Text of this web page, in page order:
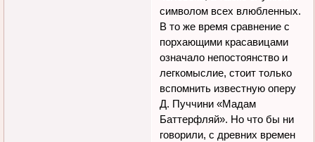
символом всех влюбленных.
В то же время сравнение с
порхающими красавицами
означало непостоянство и
легкомыслие, стоит только
вспомнить известную оперу
Д. Пуччини «Мадам
Баттерфляй». Но что бы ни
говорили, с древних времен